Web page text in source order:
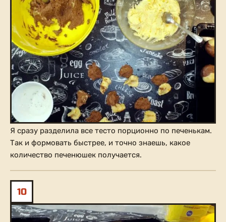
Я сразу разделила все тесто порционно по печенькам.
Так и формовать быстрее, и точно знаешь, какое
количество печенюшек получается.
10